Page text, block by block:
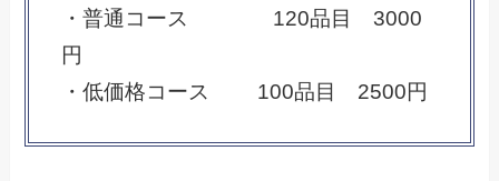
・普通コース 120品目 3000
円
・低価格コース 100品目 2500円